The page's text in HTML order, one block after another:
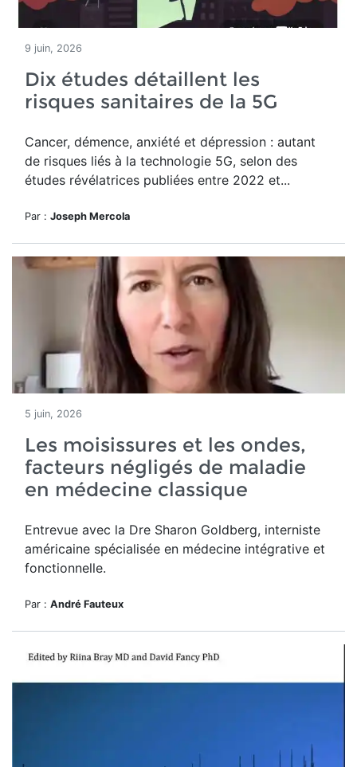
9 juin, 2026
Dix études détaillent les
risques sanitaires de la 5G
Cancer, démence, anxiété et dépression : autant
de risques liés à la technologie 5G, selon des
études révélatrices publiées entre 2022 et...
Par : Joseph Mercola
5 juin, 2026
Les moisissures et les ondes,
facteurs négligés de maladie
en médecine classique
Entrevue avec la Dre Sharon Goldberg, interniste
américaine spécialisée en médecine intégrative et
fonctionnelle.
Par : André Fauteux